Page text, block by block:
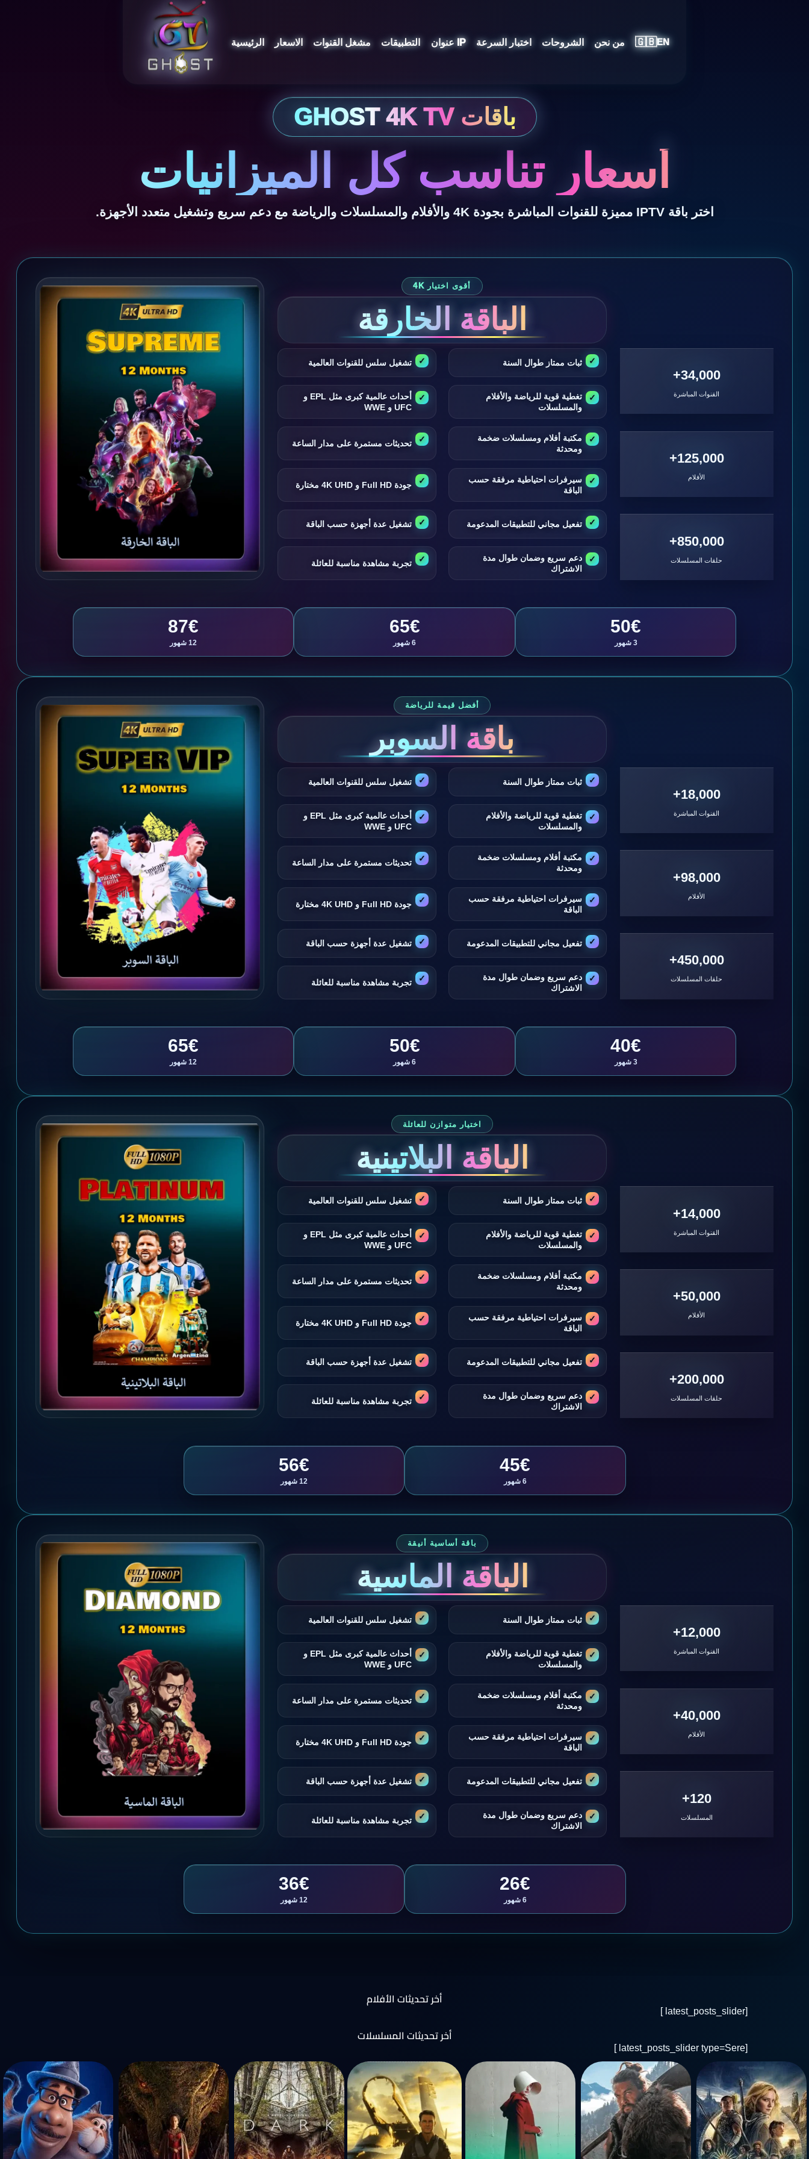
الرئيسية الاسعار مشغل القنوات التطبيقات عنوان IP اختبار السرعة الشروحات من نحن 🇬🇧EN
أسعار تناسب كل الميزانيات
اختر باقة IPTV مميزة للقنوات المباشرة بجودة 4K والأفلام والمسلسلات والرياضة مع دعم سريع وتشغيل متعدد الأجهزة.
أقوى اختيار 4K
الباقة الخارقة
ثبات ممتاز طوال السنة تشغيل سلس للقنوات العالمية
تغطية قوية للرياضة والأفلام
والمسلسلات
أحداث عالمية كبرى مثل EPL و
UFC و WWE
مكتبة أفلام ومسلسلات ضخمة
ومحدثة
تحديثات مستمرة على مدار الساعة
سيرفرات احتياطية مرفقة حسب
الباقة
جودة Full HD و 4K UHD مختارة
تفعيل مجاني للتطبيقات المدعومة تشغيل عدة أجهزة حسب الباقة
دعم سريع وضمان طوال مدة
الاشتراك
تجربة مشاهدة مناسبة للعائلة
34,000+
القنوات المباشرة
125,000+
الأفلام
850,000+
حلقات المسلسلات
50€
3 شهور
65€
6 شهور
87€
12 شهور
أفضل قيمة للرياضة
باقة السوبر
ثبات ممتاز طوال السنة تشغيل سلس للقنوات العالمية
تغطية قوية للرياضة والأفلام
والمسلسلات
أحداث عالمية كبرى مثل EPL و
UFC و WWE
مكتبة أفلام ومسلسلات ضخمة
ومحدثة
تحديثات مستمرة على مدار الساعة
سيرفرات احتياطية مرفقة حسب
الباقة
جودة Full HD و 4K UHD مختارة
تفعيل مجاني للتطبيقات المدعومة تشغيل عدة أجهزة حسب الباقة
دعم سريع وضمان طوال مدة
الاشتراك
تجربة مشاهدة مناسبة للعائلة
18,000+
القنوات المباشرة
98,000+
الأفلام
450,000+
حلقات المسلسلات
40€
3 شهور
50€
6 شهور
65€
12 شهور
اختيار متوازن للعائلة
الباقة البلاتينية
ثبات ممتاز طوال السنة تشغيل سلس للقنوات العالمية
تغطية قوية للرياضة والأفلام
والمسلسلات
أحداث عالمية كبرى مثل EPL و
UFC و WWE
مكتبة أفلام ومسلسلات ضخمة
ومحدثة
تحديثات مستمرة على مدار الساعة
سيرفرات احتياطية مرفقة حسب
الباقة
جودة Full HD و 4K UHD مختارة
تفعيل مجاني للتطبيقات المدعومة تشغيل عدة أجهزة حسب الباقة
دعم سريع وضمان طوال مدة
الاشتراك
تجربة مشاهدة مناسبة للعائلة
14,000+
القنوات المباشرة
50,000+
الأفلام
200,000+
حلقات المسلسلات
45€
6 شهور
56€
12 شهور
باقة أساسية أنيقة
الباقة الماسية
ثبات ممتاز طوال السنة تشغيل سلس للقنوات العالمية
تغطية قوية للرياضة والأفلام
والمسلسلات
أحداث عالمية كبرى مثل EPL و
UFC و WWE
مكتبة أفلام ومسلسلات ضخمة
ومحدثة
تحديثات مستمرة على مدار الساعة
سيرفرات احتياطية مرفقة حسب
الباقة
جودة Full HD و 4K UHD مختارة
تفعيل مجاني للتطبيقات المدعومة تشغيل عدة أجهزة حسب الباقة
دعم سريع وضمان طوال مدة
الاشتراك
تجربة مشاهدة مناسبة للعائلة
12,000+
القنوات المباشرة
40,000+
الأفلام
120+
المسلسلات
26€
6 شهور
36€
12 شهور
أخر تحديثات الأفلام
[latest_posts_slider ]
أخر تحديثات المسلسلات
[latest_posts_slider type=Sere ]